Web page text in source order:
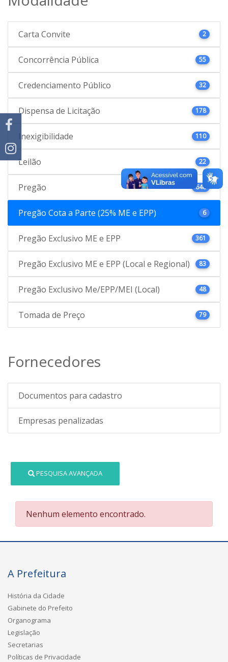
Carta Convite 2
Concorrência Pública 55
Credenciamento Público 32
Dispensa de Licitação 178
Inexigibilidade 110
Leilão 22
Pregão 646
Pregão Cota a Parte (25% ME e EPP) 6
Pregão Exclusivo ME e EPP 361
Pregão Exclusivo ME e EPP (Local e Regional) 83
Pregão Exclusivo Me/EPP/MEI (Local) 48
Tomada de Preço 79
Fornecedores
Documentos para cadastro
Empresas penalizadas
PESQUISA AVANÇADA
Nenhum elemento encontrado.
A Prefeitura
História da Cidade
Gabinete do Prefeito
Organograma
Legislação
Secretarias
Políticas de Privacidade